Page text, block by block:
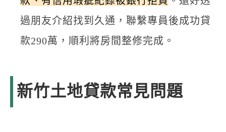
過朋友介紹找到久通，聯繫專員後成功貸
款290萬，順利將房間整修完成。
新竹土地貸款常見問題